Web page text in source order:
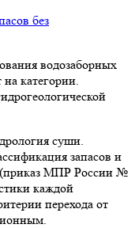
без
водозаборных
категории.
суши.
запасов и
(приказ МПР России №
каждой
перехода от